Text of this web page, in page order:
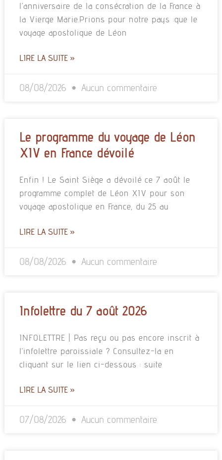
l’anniversaire de la consécration de la France à
la Vierge Marie.Prions pour notre pays :que le
voyage apostolique de Léon
LIRE LA SUITE »
08/08/2026 Aucun commentaire
Le programme du voyage de Léon
XIV en France dévoilé
Enfin ! Le Saint Siège a dévoilé ce 7 août le
programme complet de Léon XIV pour son
voyage apostolique en France, du 25 au
LIRE LA SUITE »
08/08/2026 Aucun commentaire
Infolettre du 7 août 2026
INFOLETTRE | Pas reçu ou pas encore inscrit à
l’infolettre paroissiale ? Consultez-la en
cliquant sur le lien ci-dessous : suite
LIRE LA SUITE »
07/08/2026 Aucun commentaire